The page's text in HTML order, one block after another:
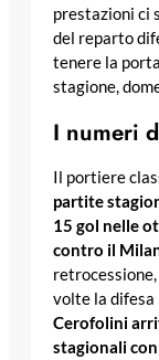
prestazioni ci
del reparto
tenere la
stagione,
I numeri
Il portiere
partite
15 gol nelle
contro il
volte la
Cerofolini
stagionali